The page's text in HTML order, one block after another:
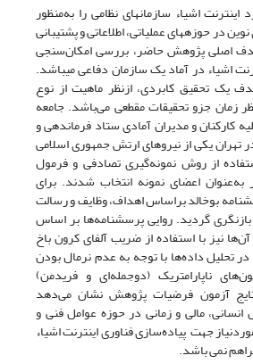
اشیاء سازمان­های نظامی را به‌منظور
در حوزه­های عملیاتی، اطلاعاتی و پشتیبانی
اصلی پژوهش حاضر، بررسی امکان‌سنجی
اشیاء در آماد یک سازمان دفاعی می­باشد.
یک تحقیق کابردی، ازنظر ماهیت از نوع
زمان جزو تحقیقات مقطعی می‌باشد. جامعه
کارکنان و مدیران آمادی ستاد فرماندهی و
تهران یکی از نیروهای ارتش جمهوری اسلامی
از روش نمونه‌گیری تصادفی و فرمول
تعداد 217 نفر به‌عنوان اعضای نمونه انتخاب شدند. برای
بوخالد براساس اهداف، وظایف و رسالت
گردید. روایی پرسشنامه‌ها بر اساس
نیز با استفاده از ضریب آلفای کرون باخ
تحلیل داده‌ها با توجه به عدم نرمال بودن
ناپارامتریک (دوجمله‌ای و فریدمن)
آزمون فرضیات پژوهش نشان می‌دهد
مالی و زمانی در حوزه عوامل فنی و
جهت پیاده‌سازی فناوری اینترنت اشیاء
نمی ­باشد.